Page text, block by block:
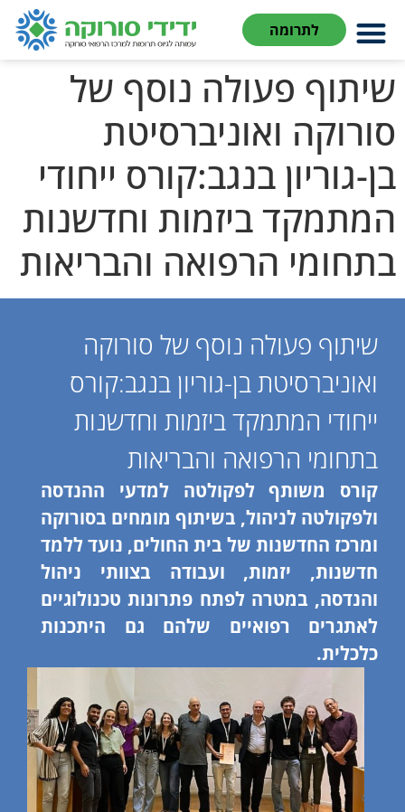
לתרומה
שיתוף פעולה נוסף של
סורוקה ואוניברסיטת
בן-גוריון בנגב:קורס ייחודי
המתמקד ביזמות וחדשנות
בתחומי הרפואה והבריאות
שיתוף פעולה נוסף של סורוקה
ואוניברסיטת בן-גוריון בנגב:קורס
ייחודי המתמקד ביזמות וחדשנות
בתחומי הרפואה והבריאות
קורס משותף לפקולטה למדעי ההנדסה
ולפקולטה לניהול, בשיתוף מומחים בסורוקה
ומרכז החדשנות של בית החולים, נועד ללמד
חדשנות, יזמות, ועבודה בצוותי ניהול
והנדסה, במטרה לפתח פתרונות טכנולוגיים
לאתגרים רפואיים שלהם גם היתכנות
כלכלית.